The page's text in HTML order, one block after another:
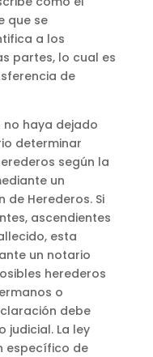
que se
a los
partes, lo cual es
de
no haya dejado
determinar
según la
un
Herederos. Si
ascendientes
esta
un notario
herederos
o
debe
judicial. La ley
específico de